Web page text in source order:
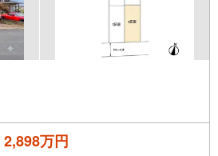
2,898万円